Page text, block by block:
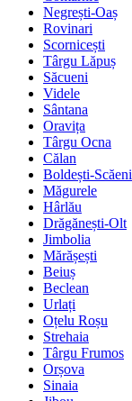
Negrești-Oaș
Rovinari
Scornicești
Târgu Lăpuș
Săcueni
Videle
Sântana
Oravița
Târgu Ocna
Călan
Boldești-Scăeni
Măgurele
Hârlău
Drăgănești-Olt
Jimbolia
Mărășești
Beiuș
Beclean
Urlați
Oțelu Roșu
Strehaia
Târgu Frumos
Orșova
Sinaia